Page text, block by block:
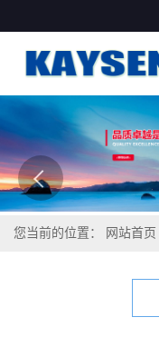
您当前的位置： 网站首页